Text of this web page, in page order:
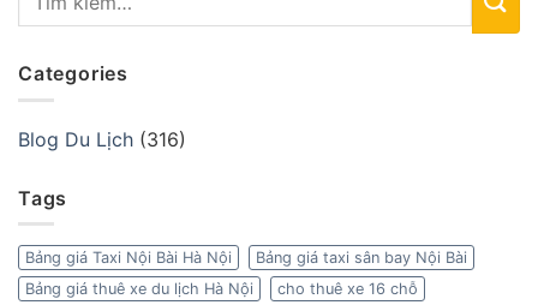
Categories
Blog Du Lịch (316)
Tags
Bảng giá Taxi Nội Bài Hà Nội
Bảng giá taxi sân bay Nội Bài
Bảng giá thuê xe du lịch Hà Nội
cho thuê xe 16 chỗ